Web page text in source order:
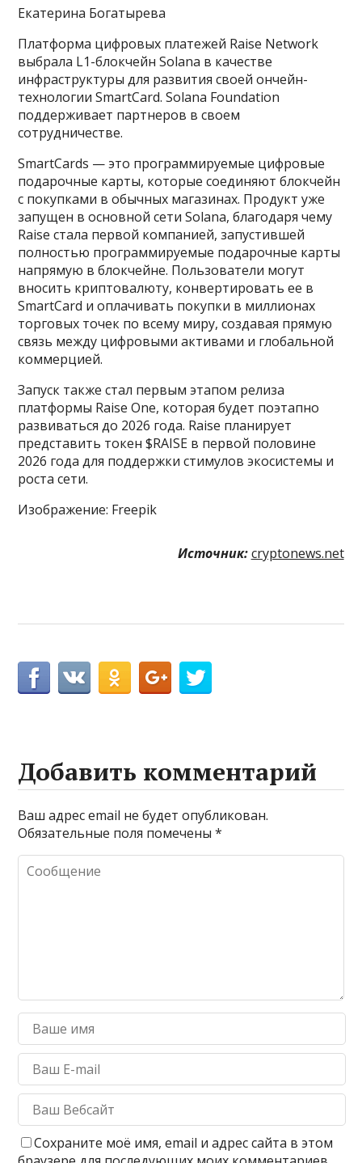
Екатерина Богатырева
Платформа цифровых платежей Raise Network
выбрала L1-блокчейн Solana в качестве
инфраструктуры для развития своей ончейн-
технологии SmartCard. Solana Foundation
поддерживает партнеров в своем
сотрудничестве.
SmartCards — это программируемые цифровые
подарочные карты, которые соединяют блокчейн
с покупками в обычных магазинах. Продукт уже
запущен в основной сети Solana, благодаря чему
Raise стала первой компанией, запустившей
полностью программируемые подарочные карты
напрямую в блокчейне. Пользователи могут
вносить криптовалюту, конвертировать ее в
SmartCard и оплачивать покупки в миллионах
торговых точек по всему миру, создавая прямую
связь между цифровыми активами и глобальной
коммерцией.
Запуск также стал первым этапом релиза
платформы Raise One, которая будет поэтапно
развиваться до 2026 года. Raise планирует
представить токен $RAISE в первой половине
2026 года для поддержки стимулов экосистемы и
роста сети.
Изображение: Freepik
Источник: cryptonews.net
Добавить комментарий
Ваш адрес email не будет опубликован.
Обязательные поля помечены*
Сохраните моё имя, email и адрес сайта в этом